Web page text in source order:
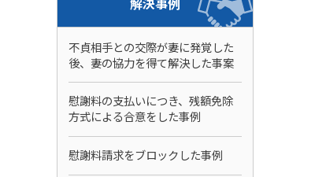
不貞相手との交際が妻に発覚した
後、妻の協力を得て解決した事案
慰謝料の支払いにつき、残額免除
方式による合意をした事例
慰謝料請求をブロックした事例